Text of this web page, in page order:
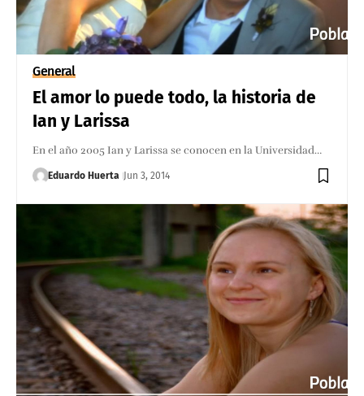
General
El amor lo puede todo, la historia de
Ian y Larissa
En el año 2005 Ian y Larissa se conocen en la Universidad…
Eduardo Huerta Jun 3, 2014